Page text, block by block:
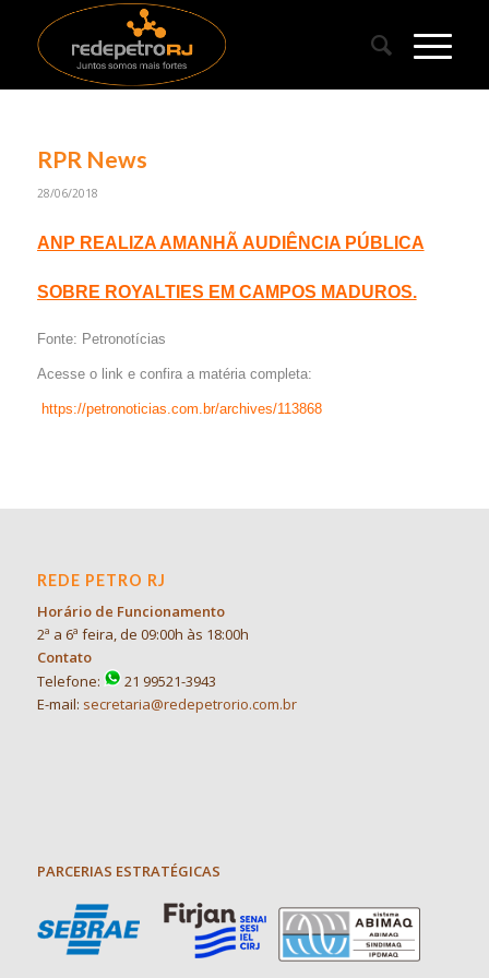
RPR News
28/06/2018
ANP REALIZA AMANHÃ AUDIÊNCIA PÚBLICA
SOBRE ROYALTIES EM CAMPOS MADUROS.
Fonte: Petronotícias
Acesse o link e confira a matéria completa:
https://petronoticias.com.br/archives/113868
REDE PETRO RJ
Horário de Funcionamento
2ª a 6ª feira, de 09:00h às 18:00h
Contato
Telefone:
21 99521-3943
E-mail: secretaria@redepetrorio.com.br
PARCERIAS ESTRATÉGICAS